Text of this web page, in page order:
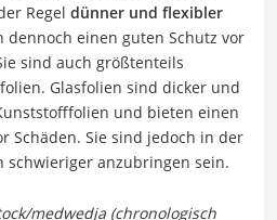
Regel dünner und flexibler
dennoch einen guten Schutz vor
sind auch größtenteils
Glasfolien sind dicker und
und bieten einen
Schäden. Sie sind jedoch in der
schwieriger anzubringen sein.